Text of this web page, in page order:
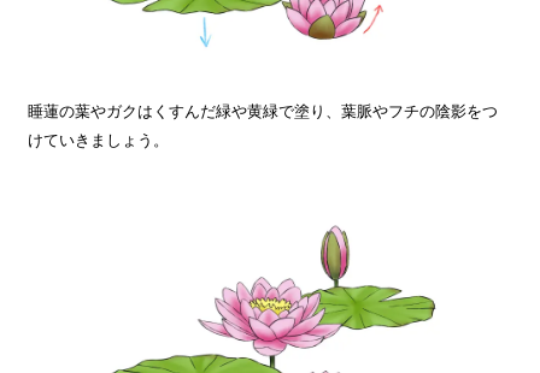
睡蓮の葉やガクはくすんだ緑や黄緑で塗り、葉脈やフチの陰影をつ
けていきましょう。